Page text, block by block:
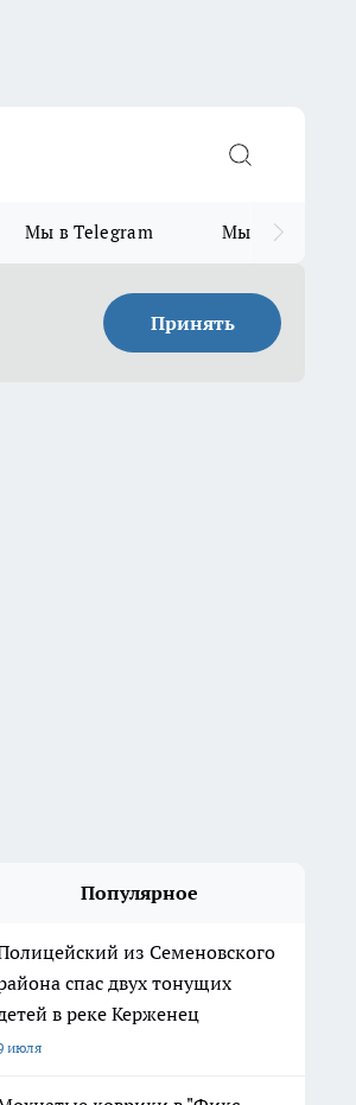
Мы в Telegram Мы в MAX
Принять
Популярное
из Семеновского
спас двух тонущих
в реке Керженец
июля